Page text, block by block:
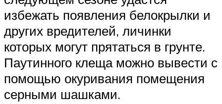
избежать появления белокрылки и
других вредителей, личинки
которых могут прятаться в грунте.
Паутинного клеща можно вывести с
помощью окуривания помещения
серными шашками.